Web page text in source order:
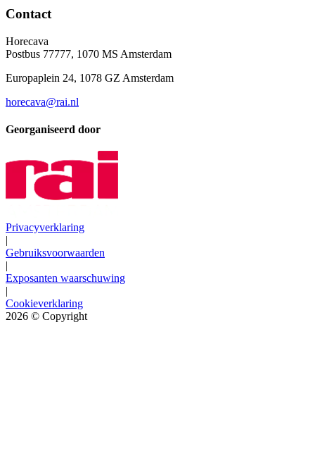
Contact
Horecava
Postbus 77777, 1070 MS Amsterdam
Europaplein 24, 1078 GZ Amsterdam
horecava@rai.nl
Georganiseerd door
Privacyverklaring
|
Gebruiksvoorwaarden
|
Exposanten waarschuwing
|
Cookieverklaring
2026 © Copyright